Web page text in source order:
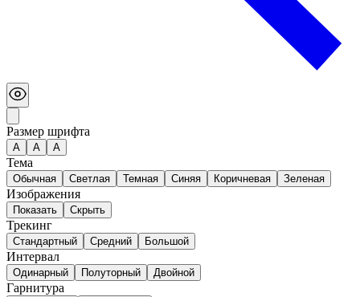
Размер шрифта
А A A
Тема
Обычная Светлая Темная Синяя Коричневая Зеленая
Изображения
Показать Скрыть
Трекинг
Стандартный Средний Большой
Интервал
Одинарный Полуторный Двойной
Гарнитура